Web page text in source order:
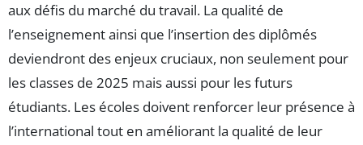
aux défis du marché du travail. La qualité de
l’enseignement ainsi que l’insertion des diplômés
deviendront des enjeux cruciaux, non seulement pour
les classes de 2025 mais aussi pour les futurs
étudiants. Les écoles doivent renforcer leur présence à
l’international tout en améliorant la qualité de leur